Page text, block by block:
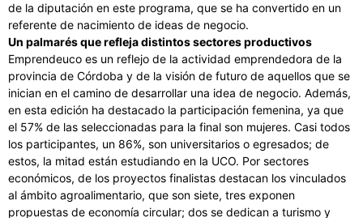
de la diputación en este programa, que se ha convertido en un
referente de nacimiento de ideas de negocio.
Un palmarés que refleja distintos sectores productivos
Emprendeuco es un reflejo de la actividad emprendedora de la
provincia de Córdoba y de la visión de futuro de aquellos que se
inician en el camino de desarrollar una idea de negocio. Además,
en esta edición ha destacado la participación femenina, ya que
el 57% de las seleccionadas para la final son mujeres. Casi todos
los participantes, un 86%, son universitarios o egresados; de
estos, la mitad están estudiando en la UCO. Por sectores
económicos, de los proyectos finalistas destacan los vinculados
al ámbito agroalimentario, que son siete, tres exponen
propuestas de economía circular; dos se dedican a turismo y